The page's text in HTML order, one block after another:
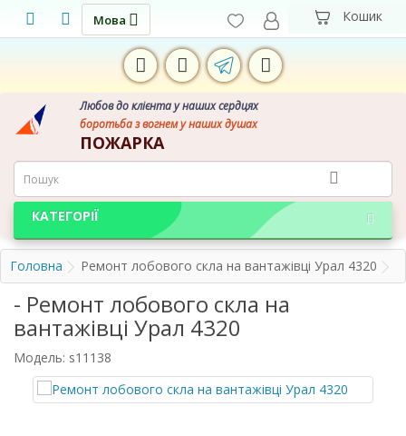
Мова
Любов до клієнта у наших сердцях
боротьба з вогнем у наших душах
ПОЖАРКА
КАТЕГОРІЇ
Головна Ремонт лобового скла на вантажівці Урал 4320
- Ремонт лобового скла на
вантажівці Урал 4320
Модель: s11138